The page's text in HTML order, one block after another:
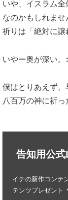
いや、イスラム
なのかもしれま
祈りは「絶対に譲
いやー奥が深い。
僕はとりあえず、
八百万の神に祈っ
告知用公式
イチの新作コンテ
テンツプレゼン